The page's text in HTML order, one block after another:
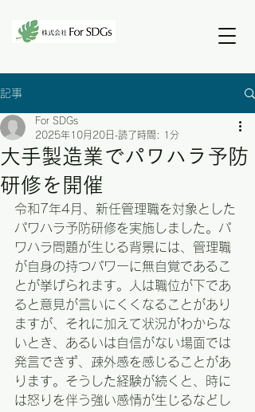
記事
大手製造業でパワハラ予防
研修を開催
For SDGs
2025年10月20日 読了時間: 1分
令和7年4月、新任管理職を対象とした
パワハラ予防研修を実施しました。パ
ワハラ問題が生じる背景には、管理職
が自身の持つパワーに無自覚であるこ
とが挙げられます。人は職位が下であ
ると意見が言いにくくなることがあり
ますが、それに加えて状況がわからな
いとき、あるいは自信がない場面では
発言できず、疎外感を感じることがあ
ります。そうした経験が続くと、時に
は怒りを伴う強い感情が生じるなどし